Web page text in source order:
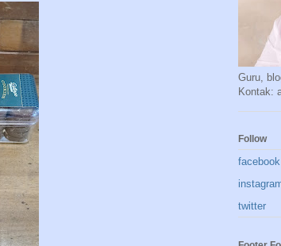
Guru,
Kontak:
Follow
facebook
twitter